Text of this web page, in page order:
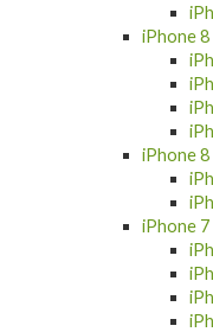
iPhone 8
iPhone 8
iPhone 7